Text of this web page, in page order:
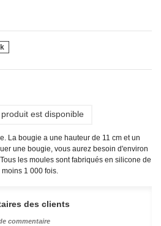
est disponible
La bougie a une hauteur de 11 cm et un
une bougie, vous aurez besoin d'environ
Tous les moules sont fabriqués en silicone de
1 000 fois.
des clients
commentaire